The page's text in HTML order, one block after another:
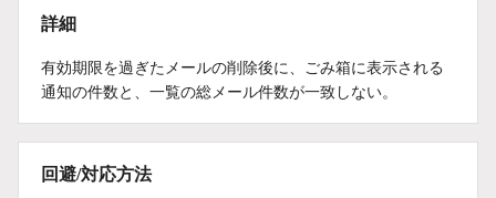
詳細
有効期限を過ぎたメールの削除後に、ごみ箱に表示される
通知の件数と、一覧の総メール件数が一致しない。
回避/対応方法